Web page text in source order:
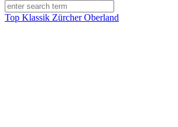
Top Klassik Zürcher Oberland